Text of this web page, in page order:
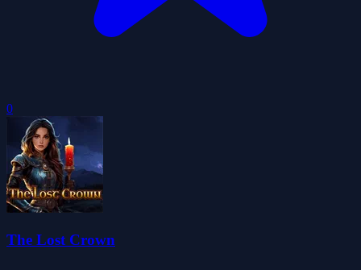
0
The Lost Crown